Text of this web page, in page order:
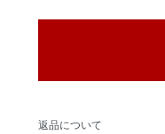
返品について